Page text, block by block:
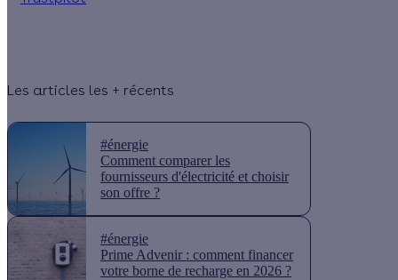
Les articles les + récents
#énergie
Comment comparer les
fournisseurs d'électricité et choisir
son offre ?
#énergie
Prime Advenir : comment financer
votre borne de recharge en 2026 ?